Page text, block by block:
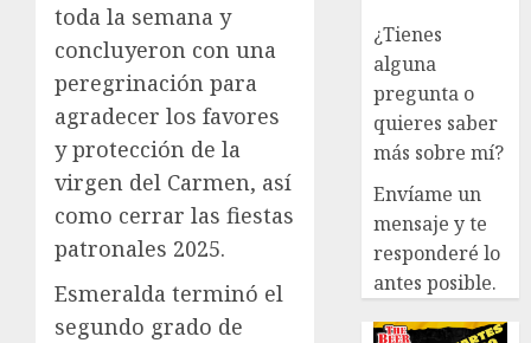
toda la semana y
concluyeron con una
peregrinación para
agradecer los favores
y protección de la
virgen del Carmen, así
como cerrar las fiestas
patronales 2025.
Esmeralda terminó el
segundo grado de
¿Tienes
alguna
pregunta o
quieres saber
más sobre mí?
Envíame un
mensaje y te
responderé lo
antes posible.